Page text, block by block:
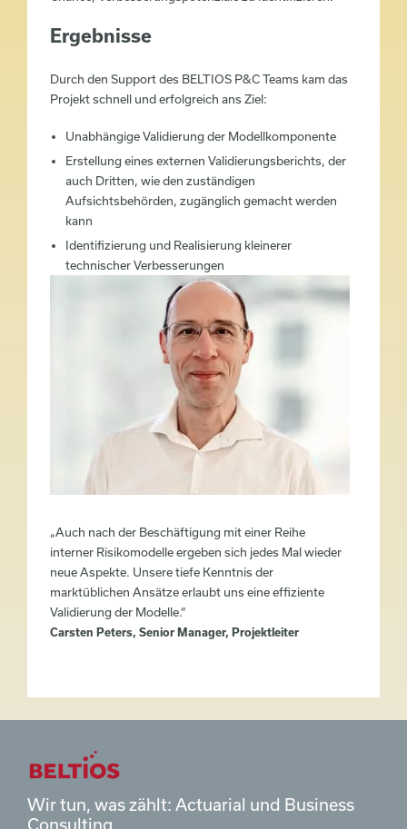
Ergebnisse
Durch den Support des BELTIOS P&C Teams kam das
Projekt schnell und erfolgreich ans Ziel:
Unabhängige Validierung der Modellkomponente
Erstellung eines externen Validierungsberichts, der
auch Dritten, wie den zuständigen
Aufsichtsbehörden, zugänglich gemacht werden
kann
Identifizierung und Realisierung kleinerer
technischer Verbesserungen
„Auch nach der Beschäftigung mit einer Reihe
interner Risikomodelle ergeben sich jedes Mal wieder
neue Aspekte. Unsere tiefe Kenntnis der
marktüblichen Ansätze erlaubt uns eine effiziente
Validierung der Modelle.“
Carsten Peters, Senior Manager, Projektleiter
Wir tun, was zählt: Actuarial und Business
Consulting.